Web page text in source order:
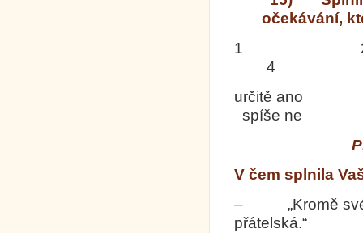
očekávání,
1
4
určitě ano
spíše ne
V čem splnila
– „Kromě své
přátelská.“